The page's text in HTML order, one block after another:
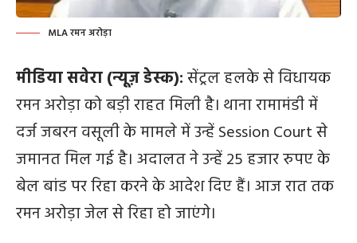
MLA रमन अरोड़ा
मीडिया सवेरा (न्यूज़ डेस्क):सेंट्रल हलके से विधायक
रमन अरोड़ा को बड़ी राहत मिली है। थाना रामामंडी में
दर्ज जबरन वसूली के मामले में उन्हें Session Court से
जमानत मिल गई है। अदालत ने उन्हें 25 हजार रुपए के
बेल बांड पर रिहा करने के आदेश दिए हैं। आज रात तक
रमन अरोड़ा जेल से रिहा हो जाएंगे।